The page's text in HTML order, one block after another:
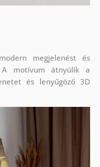
megjelenést és
A motívum átnyúlik a
és lenyűgöző 3D